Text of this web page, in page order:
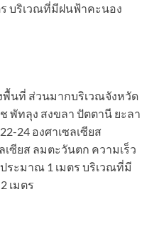
บริเวณที่มีฝนฟ้าคะนอง
พื้นที่ ส่วนมากบริเวณจังหวัด
พัทลุง สงขลา ปัตตานี ยะลา
24 องศาเซลเซียส
ซียส ลมตะวันตก ความเร็ว
ระมาณ 1 เมตร บริเวณที่มี
เมตร